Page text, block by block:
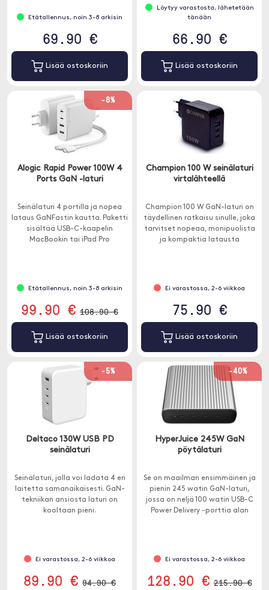
Etätallennus, noin 3-8 arkisin
69.90 €
Lisää ostoskoriin
Löytyy varastosta, lähetetään
tänään
66.90 €
Lisää ostoskoriin
-8%
Alogic Rapid Power 100W 4
Ports GaN -laturi
Seinälaturi 4 portilla ja nopea
lataus GaNFastin kautta. Paketti
sisältää USB-C-kaapelin
MacBookin tai iPad Pro
Etätallennus, noin 3-8 arkisin
99.90 € 108.90 €
Lisää ostoskoriin
Champion 100 W seinälaturi
virtalähteellä
Champion 100 W GaN-laturi on
täydellinen ratkaisu sinulle, joka
tarvitset nopeaa, monipuolista
ja kompaktia latausta
Ei varastossa, 2-6 viikkoa
75.90 €
Lisää ostoskoriin
-5%
Deltaco 130W USB PD
seinälaturi
Seinälaturi, jolla voi ladata 4 eri
laitetta samanaikaisesti. GaN-
tekniikan ansiosta laturi on
kooltaan pieni.
Ei varastossa, 2-6 viikkoa
89.90 € 94.90 €
-40%
HyperJuice 245W GaN
pöytälaturi
Se on maailman ensimmäinen ja
pienin 245 watin GaN-laturi,
jossa on neljä 100 watin USB-C
Power Delivery -porttia alan
Ei varastossa, 2-6 viikkoa
128.90 € 215.90 €